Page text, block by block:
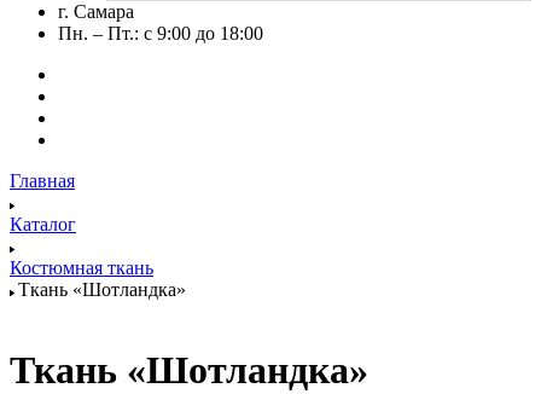
г. Самара
Пн. – Пт.: с 9:00 до 18:00
Главная
Каталог
Костюмная ткань
Ткань «Шотландка»
Ткань «Шотландка»